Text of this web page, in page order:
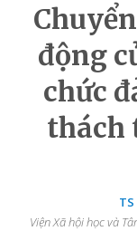
động
chức
thách
Viện Xã hội học và